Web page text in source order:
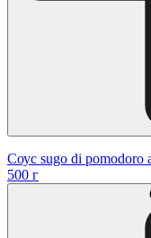
Соус sugo di pomodoro
500 г